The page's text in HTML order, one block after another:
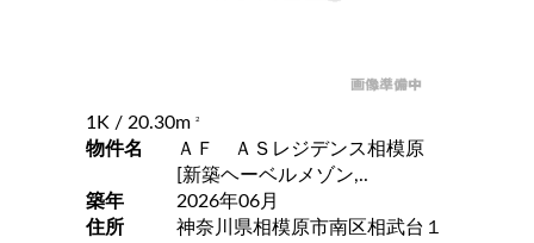
1K / 20.30m 2
物件名
ＡＦ ＡＳレジデンス相模原
[新築ヘーベルメゾン,..
築年
2026年06月
住所
神奈川県相模原市南区相武台１